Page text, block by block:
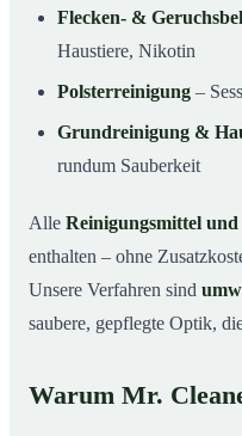
Flecken- &
Haustiere, Nikotin
Polsterreinigung –
Grundreinigung &
rundum Sauberkeit
Alle Reinigungsmittel
enthalten – ohne
Unsere Verfahren sind
saubere, gepflegte Optik,
Warum Mr.